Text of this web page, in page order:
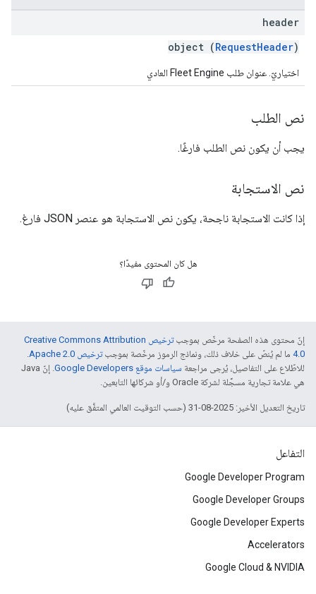
header
object (RequestHeader)
اختياريّ. عنوان طلب Fleet Engine العادي
نص الطلب
يجب أن يكون نص الطلب فارغًا.
نص الاستجابة
إذا كانت الاستجابة ناجحة، يكون نص الاستجابة هو عنصر JSON فارغ.
هل كان المحتوى مفيدًا؟
إنّ محتوى هذه الصفحة مرخّص بموجب
ترخيص Creative Commons Attribution
4.0‏ ما لم يُنصّ على خلاف ذلك، ونماذج الرموز مرخّصة بموجبترخيص Apache 2.0‏
.
للاطّلاع على التفاصيل، يُرجى مراجعة سياسات موقع Google Developers‏
. إنّ Java
هي علامة تجارية مسجَّلة لشركة Oracle و/أو شركائها التابعين.
تاريخ التعديل الأخير: 2025-08-31 (حسب التوقيت العالمي المتفَّق عليه)
التفاعل
Google Developer Program
Google Developer Groups
Google Developer Experts
Accelerators
Google Cloud & NVIDIA